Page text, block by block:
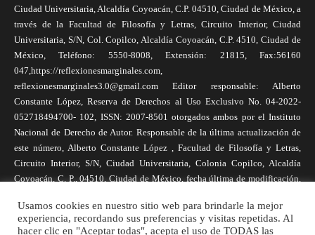
Ciudad Universitaria, Alcaldía Coyoacán, C.P. 04510, Ciudad de México, a
través de la Facultad de Filosofía y Letras, Circuito Interior, Ciudad
Universitaria, S/N, Col. Copilco, Alcaldía Coyoacán, C.P. 4510, Ciudad de
México, Teléfono: 5550-8008, Extensión: 21815, Fax:56160
047,https://reflexionesmarginales.com,
reflexionesmarginales3.0@gmail.com Editor responsable: Alberto
Constante López, Reserva de Derechos al Uso Exclusivo No. 04-2022-
052718494700- 102, ISSN: 2007-8501 otorgados ambos por el Instituto
Nacional de Derecho de Autor. Responsable de la última actualización de
este número, Alberto Constante López , Facultad de Filosofía y Letras,
Circuito Interior, S/N, Ciudad Universitaria, Colonia Copilco, Alcaldía
Coyoacán, C. P., 04510, Ciudad de México, fecha última de modificación,
necesariamente reflejan la postura de la revista, ni de Universidad Nacional
Autónoma de México. Los autores son responsables de los contenidos de
Usamos cookies en nuestro sitio web para brindarle la mejor
experiencia, recordando sus preferencias y visitas repetidas. Al
hacer clic en "Aceptar todas", acepta el uso de TODAS las